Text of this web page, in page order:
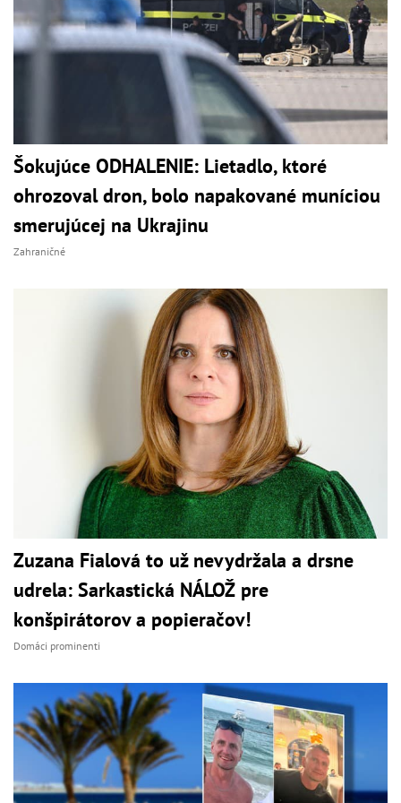
Šokujúce ODHALENIE: Lietadlo, ktoré
ohrozoval dron, bolo napakované muníciou
smerujúcej na Ukrajinu
Zahraničné
Zuzana Fialová to už nevydržala a drsne
udrela: Sarkastická NÁLOŽ pre
konšpirátorov a popieračov!
Domáci prominenti